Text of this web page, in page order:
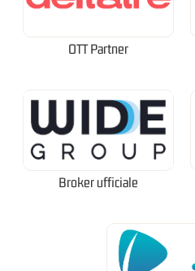
OTT Partner
Broker ufficiale